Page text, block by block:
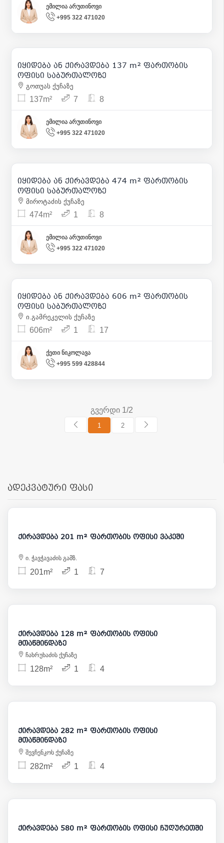
ემილია არუთინოვი
+995 322 471020
38
2 500 | m² 18
210 000
იყიდება ან ქირავდება 137 m² ფართობის
ოფისი საბურთალოზე
გოთუას ქუჩაზე
137m² 7 8
ემილია არუთინოვი
+995 322 471020
3
10 000 | m² 21
1 100 000
იყიდება ან ქირავდება 474 m² ფართობის
ოფისი საბურთალოზე
მიროტაძის ქუჩაზე
474m² 1 8
ემილია არუთინოვი
+995 322 471020
11
3 300 | m² 5
1 100 000
იყიდება ან ქირავდება 606 m² ფართობის
ოფისი საბურთალოზე
ი.გამრეკელის ქუჩაზე
606m² 1 17
ქეთი ნიკოლავა
+995 599 428844
გვერდი 1/2
1 2
ადეკვატური ფასი
2 500
ქირავდება 201 m² ფართობის ოფისი ვაკეში
ი. ჭავჭავაძის გამზ.
201m² 1 7
1 500
ქირავდება 128 m² ფართობის ოფისი
მთაწმინდაზე
ჩახრუხაძის ქუჩაზე
128m² 1 4
5 500
ქირავდება 282 m² ფართობის ოფისი
მთაწმინდაზე
შევჩენკოს ქუჩაზე
282m² 1 4
6 300
ქირავდება 580 m² ფართობის ოფისი ჩუღურეთში